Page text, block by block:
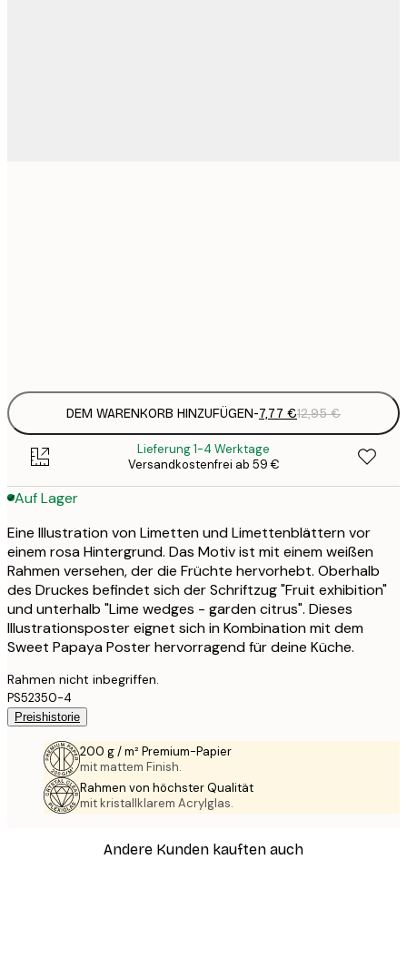
DEM WARENKORB HINZUFÜGEN-7,77 €12,95 €
Lieferung 1-4 Werktage
Versandkostenfrei ab 59 €
Auf Lager
Eine Illustration von Limetten und Limettenblättern vor
einem rosa Hintergrund. Das Motiv ist mit einem weißen
Rahmen versehen, der die Früchte hervorhebt. Oberhalb
des Druckes befindet sich der Schriftzug "Fruit exhibition"
und unterhalb "Lime wedges - garden citrus". Dieses
Illustrationsposter eignet sich in Kombination mit dem
Sweet Papaya Poster hervorragend für deine Küche.
Rahmen nicht inbegriffen.
PS52350-4
Preishistorie
200 g / m² Premium-Papier
mit mattem Finish.
Rahmen von höchster Qualität
mit kristallklarem Acrylglas.
Andere Kunden kauften auch